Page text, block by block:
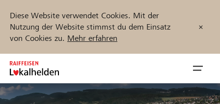
Diese Website verwendet Cookies. Mit der
Nutzung der Website stimmst du dem Einsatz
von Cookies zu. Mehr erfahren
Zum
Inhalt
springen
öffnen